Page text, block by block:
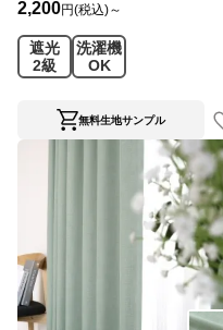
2,200円(税込)～
遮光
2級
洗濯機
OK
無料生地サンプル